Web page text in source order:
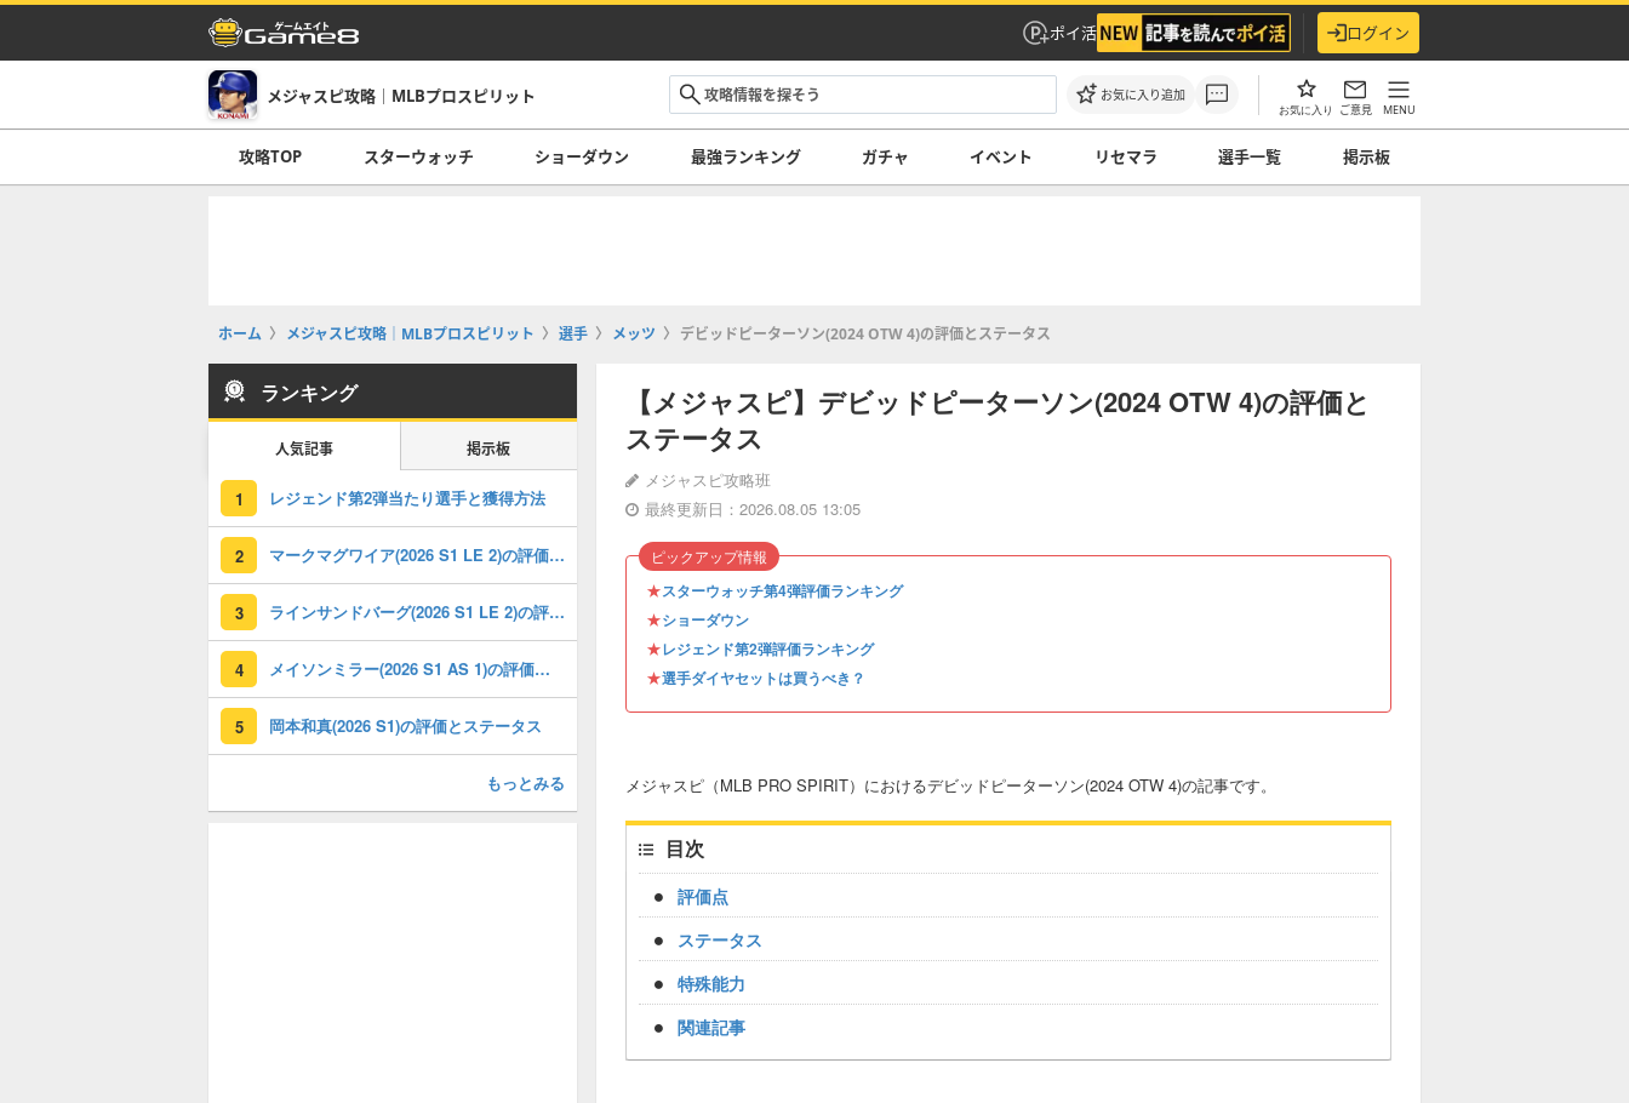
ポイ活 ログイン
メジャスピ攻略｜MLBプロスピリット お気に入り追加
お気に入り ご意見 MENU
攻略TOP スターウォッチ ショーダウン 最強ランキング ガチャ イベント リセマラ 選手一覧 掲示板
ホーム メジャスピ攻略｜MLBプロスピリット 選手 メッツ デビッドピーターソン(2024 OTW 4)の評価とステータス
【メジャスピ】デビッドピーターソン(2024 OTW 4)の評価と
ステータス
メジャスピ攻略班
最終更新日：2026.08.05 13:05
★スターウォッチ第4弾評価ランキング
★ショーダウン
★レジェンド第2弾評価ランキング
★選手ダイヤセットは買うべき？
ピックアップ情報
メジャスピ（MLB PRO SPIRIT）におけるデビッドピーターソン(2024 OTW 4)の記事です。
目次
評価点
ステータス
特殊能力
関連記事
ランキング
人気記事 掲示板
1 レジェンド第2弾当たり選手と獲得方法
2 マークマグワイア(2026 S1 LE 2)の評価とステータス
3 ラインサンドバーグ(2026 S1 LE 2)の評価とステータス
4 メイソンミラー(2026 S1 AS 1)の評価とステータス
5 岡本和真(2026 S1)の評価とステータス
もっとみる